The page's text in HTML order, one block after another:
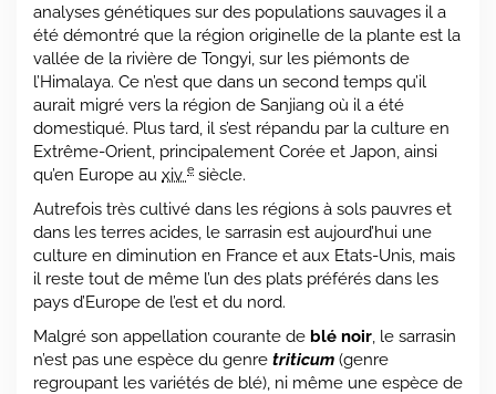
analyses génétiques sur des populations sauvages il a
été démontré que la région originelle de la plante est la
vallée de la rivière de Tongyi, sur les piémonts de
l’Himalaya. Ce n’est que dans un second temps qu’il
aurait migré vers la région de Sanjiang où il a été
domestiqué. Plus tard, il s’est répandu par la culture en
Extrême-Orient, principalement Corée et Japon, ainsi
qu’en Europe au xiv e siècle.
Autrefois très cultivé dans les régions à sols pauvres et
dans les terres acides, le sarrasin est aujourd’hui une
culture en diminution en France et aux Etats-Unis, mais
il reste tout de même l’un des plats préférés dans les
pays d’Europe de l’est et du nord.
Malgré son appellation courante de blé noir, le sarrasin
n’est pas une espèce du genre triticum (genre
regroupant les variétés de blé), ni même une espèce de